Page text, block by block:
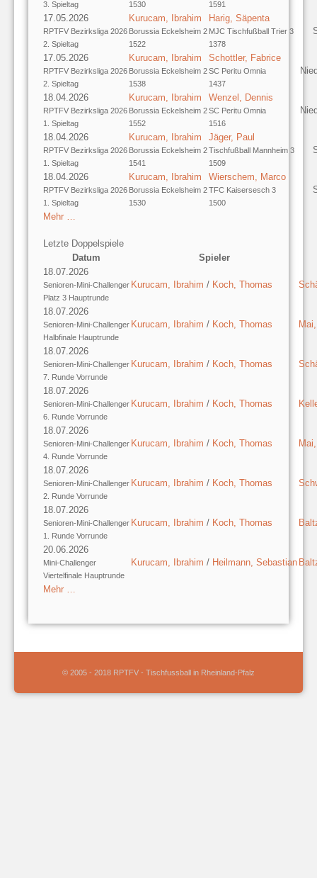
3. Spieltag 1530 1591
17.05.2026
RPTFV Bezirksliga 2026
2. Spieltag
Kurucam, Ibrahim
Borussia Eckelsheim 2
1522
Harig, Säpenta
MJC Tischfußball Trier 3
1378
17.05.2026
RPTFV Bezirksliga 2026
2. Spieltag
Kurucam, Ibrahim
Borussia Eckelsheim 2
1538
Schottler, Fabrice
SC Peritu Omnia
1437
18.04.2026
RPTFV Bezirksliga 2026
1. Spieltag
Kurucam, Ibrahim
Borussia Eckelsheim 2
1552
Wenzel, Dennis
SC Peritu Omnia
1516
18.04.2026
RPTFV Bezirksliga 2026
1. Spieltag
Kurucam, Ibrahim
Borussia Eckelsheim 2
1541
Jäger, Paul
Tischfußball Mannheim 3
1509
18.04.2026
RPTFV Bezirksliga 2026
1. Spieltag
Kurucam, Ibrahim
Borussia Eckelsheim 2
1530
Wierschem, Marco
TFC Kaisersesch 3
1500
Mehr …
Letzte Doppelspiele
Datum
Spieler
18.07.2026
Senioren-Mini-Challenger
Platz 3 Hauptrunde
Kurucam, Ibrahim / Koch, Thomas
18.07.2026
Senioren-Mini-Challenger
Halbfinale Hauptrunde
Kurucam, Ibrahim / Koch, Thomas
18.07.2026
Senioren-Mini-Challenger
7. Runde Vorrunde
Kurucam, Ibrahim / Koch, Thomas
18.07.2026
Senioren-Mini-Challenger
6. Runde Vorrunde
Kurucam, Ibrahim / Koch, Thomas
18.07.2026
Senioren-Mini-Challenger
4. Runde Vorrunde
Kurucam, Ibrahim / Koch, Thomas
18.07.2026
Senioren-Mini-Challenger
2. Runde Vorrunde
Kurucam, Ibrahim / Koch, Thomas
18.07.2026
Senioren-Mini-Challenger
1. Runde Vorrunde
Kurucam, Ibrahim / Koch, Thomas
20.06.2026
Mini-Challenger
Viertelfinale Hauptrunde
Kurucam, Ibrahim / Heilmann, Sebastian
Mehr …
© 2005 - 2018 RPTFV - Tischfussball in Rheinland-Pfalz